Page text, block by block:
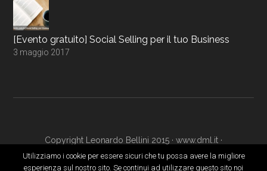
[Evento gratuito] Social Selling per il tuo Business
3 maggio 2017
Copyright Leonardo Bellini 2015 · www.dml.it ·
www.digitalmarketingacademy.it· Login
Utilizziamo i cookie per essere sicuri che tu possa avere la migliore
esperienza sul nostro sito. Se continui ad utilizzare questo sito noi